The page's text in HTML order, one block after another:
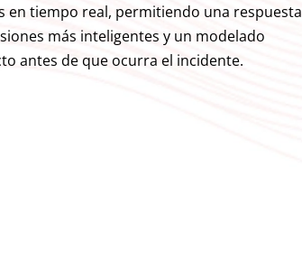
en tiempo real, permitiendo una respuesta
más inteligentes y un modelado
antes de que ocurra el incidente.